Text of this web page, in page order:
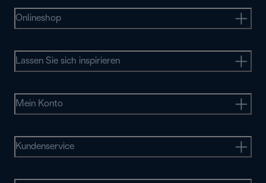
Onlineshop
Lassen Sie sich inspirieren
Mein Konto
Kundenservice